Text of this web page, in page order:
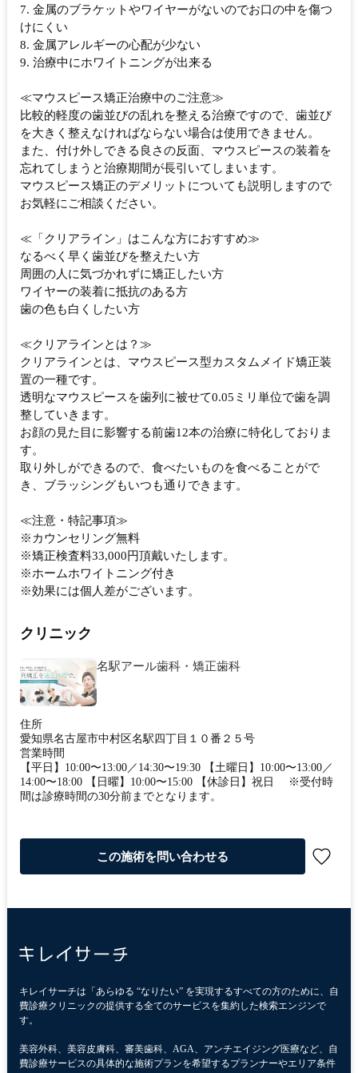
7. 金属のブラケットやワイヤーがないのでお口の中を傷つ
けにくい
8. 金属アレルギーの心配が少ない
9. 治療中にホワイトニングが出来る
≪マウスピース矯正治療中のご注意≫
比較的軽度の歯並びの乱れを整える治療ですので、歯並び
を大きく整えなければならない場合は使用できません。
また、付け外しできる良さの反面、マウスピースの装着を
忘れてしまうと治療期間が長引いてしまいます。
マウスピース矯正のデメリットについても説明しますので
お気軽にご相談ください。
≪「クリアライン」はこんな方におすすめ≫
なるべく早く歯並びを整えたい方
周囲の人に気づかれずに矯正したい方
ワイヤーの装着に抵抗のある方
歯の色も白くしたい方
≪クリアラインとは？≫
クリアラインとは、マウスピース型カスタムメイド矯正装
置の一種です。
透明なマウスピースを歯列に被せて0.05ミリ単位で歯を調
整していきます。
お顔の見た目に影響する前歯12本の治療に特化しておりま
す。
取り外しができるので、食べたいものを食べることがで
き、ブラッシングもいつも通りできます。
≪注意・特記事項≫
※カウンセリング無料
※矯正検査料33,000円頂戴いたします。
※ホームホワイトニング付き
※効果には個人差がございます。
クリニック
名駅アール歯科・矯正歯科
住所
愛知県名古屋市中村区名駅四丁目１０番２５号
営業時間
【平日】10:00〜13:00／14:30〜19:30 【土曜日】10:00〜13:00／
14:00〜18:00 【日曜】10:00〜15:00 【休診日】祝日 ※受付時
間は診療時間の30分前までとなります。
この施術を問い合わせる
キレイサーチは「あらゆる “なりたい” を実現するすべての方のために、自
費診療クリニックの提供する全てのサービスを集約した検索エンジンで
す。
美容外科、美容皮膚科、審美歯科、AGA、アンチエイジング医療など、自
費診療サービスの具体的な施術プランを希望するプランナーやエリア条件